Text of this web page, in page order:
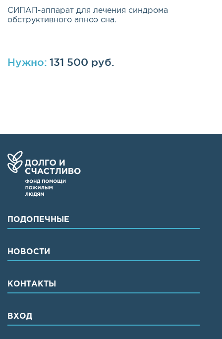
СИПАП-аппарат для лечения синдрома
обструктивного апноэ сна.
Нужно: 131 500 руб.
ПОДОПЕЧНЫЕ
НОВОСТИ
КОНТАКТЫ
ВХОД